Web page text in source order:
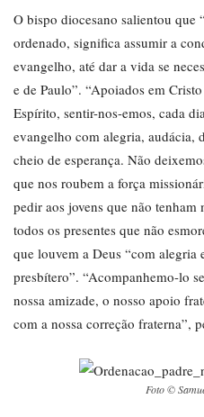
O bispo diocesano salientou que
ordenado, significa assumir a
evangelho, até dar a vida se
e de Paulo”. “Apoiados em
Espírito, sentir-nos-emos, cada
evangelho com alegria, audácia,
cheio de esperança. Não
que nos roubem a força
pedir aos jovens que não tenham
todos os presentes que não
que louvem a Deus “com alegria
presbítero”. “Acompanhemo-lo
nossa amizade, o nosso apoio
com a nossa correção fraterna”,
Foto ©